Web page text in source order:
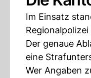
Im Einsatz
Der genaue
eine
Wer Angaben